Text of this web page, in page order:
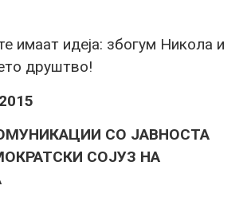
имаат идеја: збогум Никола и
друштво!
СО ЈАВНОСТА
СОЈУЗ НА